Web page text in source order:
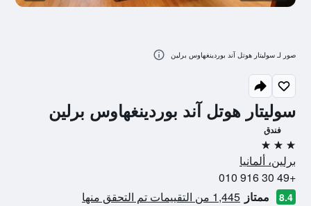
سوليتار هوتل آند بوردينغهاوس برلين
فندق
3 نجوم
برلين، ألمانيا
+49 30 916 010
8.4 ممتاز 1,445 من التقييمات تم التحقق منها
صور لـ سوليتار هوتل آند بوردينغهاوس برلين